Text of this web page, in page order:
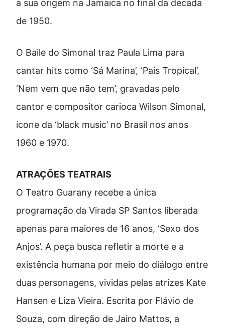
a sua origem na Jamaica no final da década
de 1950.
O Baile do Simonal traz Paula Lima para
cantar hits como ‘Sá Marina’, ‘País Tropical’,
‘Nem vem que não tem’, gravadas pelo
cantor e compositor carioca Wilson Simonal,
ícone da ‘black music’ no Brasil nos anos
1960 e 1970.
ATRAÇÕES TEATRAIS
O Teatro Guarany recebe a única
programação da Virada SP Santos liberada
apenas para maiores de 16 anos, ‘Sexo dos
Anjos’. A peça busca refletir a morte e a
existência humana por meio do diálogo entre
duas personagens, vividas pelas atrizes Kate
Hansen e Liza Vieira. Escrita por Flávio de
Souza, com direção de Jairo Mattos, a